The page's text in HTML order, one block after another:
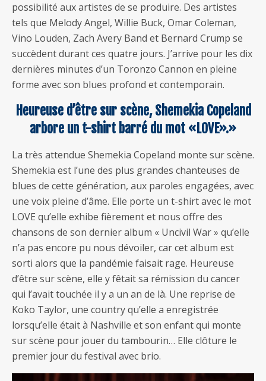
possibilité aux artistes de se produire. Des artistes
tels que Melody Angel, Willie Buck, Omar Coleman,
Vino Louden, Zach Avery Band et Bernard Crump se
succèdent durant ces quatre jours. J’arrive pour les dix
dernières minutes d’un Toronzo Cannon en pleine
forme avec son blues profond et contemporain.
Heureuse d’être sur scène, Shemekia Copeland
arbore un t-shirt barré du mot «LOVE».»
La très attendue Shemekia Copeland monte sur scène.
Shemekia est l’une des plus grandes chanteuses de
blues de cette génération, aux paroles engagées, avec
une voix pleine d’âme. Elle porte un t-shirt avec le mot
LOVE qu’elle exhibe fièrement et nous offre des
chansons de son dernier album « Uncivil War » qu’elle
n’a pas encore pu nous dévoiler, car cet album est
sorti alors que la pandémie faisait rage. Heureuse
d’être sur scène, elle y fêtait sa rémission du cancer
qui l’avait touchée il y a un an de là. Une reprise de
Koko Taylor, une country qu’elle a enregistrée
lorsqu’elle était à Nashville et son enfant qui monte
sur scène pour jouer du tambourin… Elle clôture le
premier jour du festival avec brio.